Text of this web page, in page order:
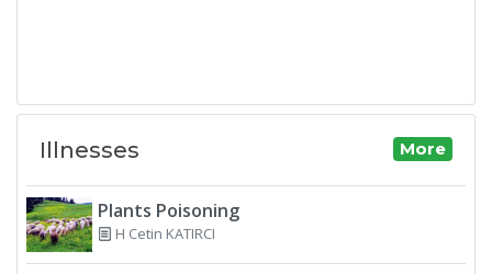
Illnesses More
Plants Poisoning
H Cetin KATIRCI